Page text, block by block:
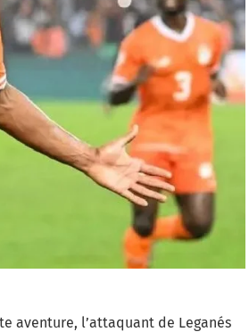
aventure, l’attaquant de Leganés